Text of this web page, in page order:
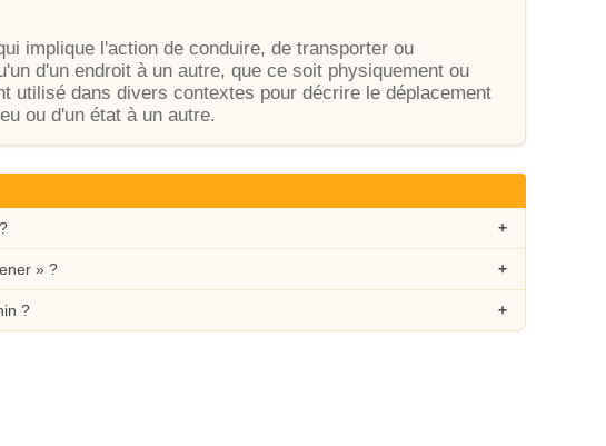
implique l'action de conduire, de transporter ou
d'un endroit à un autre, que ce soit physiquement ou
utilisé dans divers contextes pour décrire le déplacement
ou d'un état à un autre.
» ?
?